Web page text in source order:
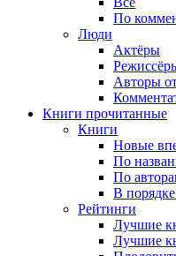
По
Люди
Актёры
Авторы
Книги прочитанные
Книги
Новые
По
По
В
Рейтинги
Лучшие
Лучшие